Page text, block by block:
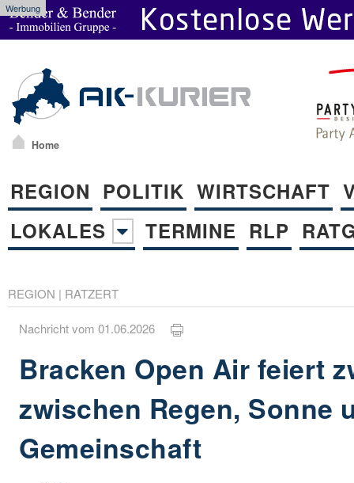
Werbung
Home
REGION POLITIK WIRTSCHAFT
LOKALES
TERMINE RLP
REGION | RATZERT
Nachricht vom 01.06.2026
Bracken Open Air feiert
zwischen Regen, Sonne
Gemeinschaft